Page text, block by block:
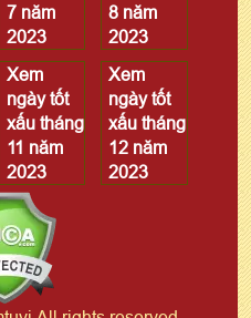
7 năm
2023
8 năm
2023
Xem
ngày tốt
xấu tháng
11 năm
2023
Xem
ngày tốt
xấu tháng
12 năm
2023